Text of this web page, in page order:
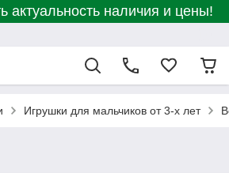
актуальность наличия и цены!
Игрушки для мальчиков от 3-х лет